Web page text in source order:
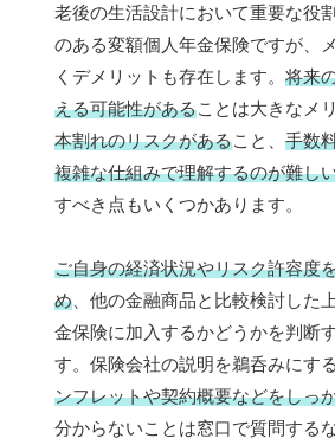
老後の生活設計において重要な役
のある変額個人年金保険ですが、
くデメリットも存在します。 将来
える可能性があることは大きなメ
本割れのリスクがあること、 手数
複雑な仕組みで理解するのが難し
すべき点もいくつかあります。
ご自身の経済状況やリスク許容度
め 、他の金融商品と比較検討した
金保険に加入するかどうかを判断
す。保険会社の説明を鵜呑みにす
ンフレットや契約概要などをしっ
分からないことは窓口で質問する